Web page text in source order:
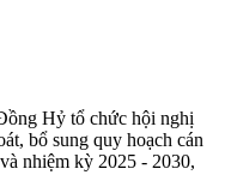
Hỷ tổ chức hội nghị
bổ sung quy hoạch cán
nhiệm kỳ 2025 - 2030,